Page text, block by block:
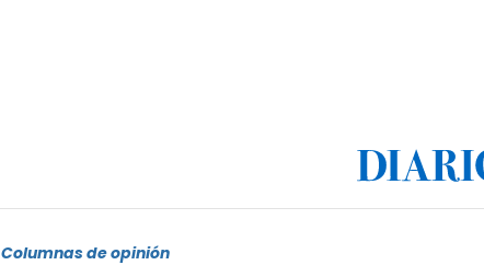
Columnas de opinión